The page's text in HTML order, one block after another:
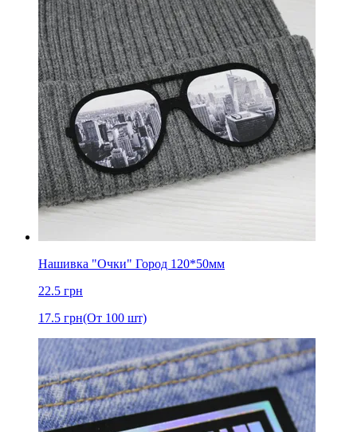
Нашивка "Очки" Город 120*50мм
22.5 грн
17.5 грн(От 100 шт)